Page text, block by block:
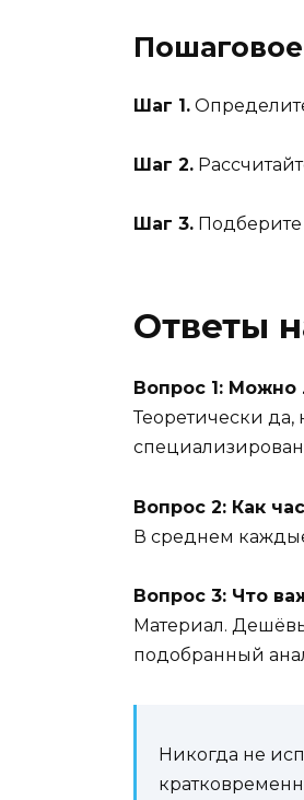
Шаг 1.
Шаг 2.
Шаг 3.
Ответы
Вопрос 1:
Теоретически да,
Вопрос 2: Как
В среднем
Вопрос 3: Что
Материал.
подобранный
Никогда не